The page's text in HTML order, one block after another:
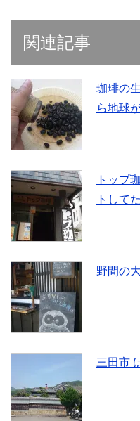
t
r
で
共
(
新
し
い
ウ
ィ
ン
ド
ウ
で
開
ま
す
)
有
新
し
い
ィ
ン
ド
ウ
で
開
き
ま
す
)
l
+
で
共
(
新
ウ
ィ
ド
ウ
開
ま
す
)
関連記事
珈琲の
ら地球
トップ
トして
野間の
三田市